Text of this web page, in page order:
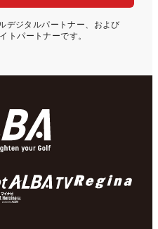
デジタルパートナー、および
トパートナーです。